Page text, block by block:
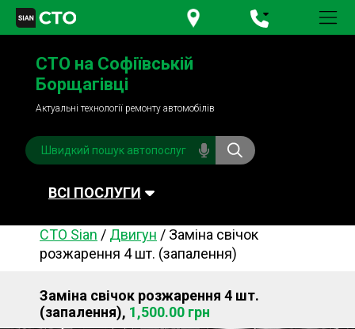
+380 95781-84-84
+380 98791-84-84
СТО на Софіївській
Борщагівці
Актуальні технології ремонту автомобілів
ВСІ ПОСЛУГИ
Автомийка Планове ТО
Акумулятори
Обслуговування
кондиціонера
СТО Sian / Двигун / Заміна свічок
розжарення 4 шт. (запалення)
Заміна свічок розжарення 4 шт.
(запалення), 1,500.00 грн